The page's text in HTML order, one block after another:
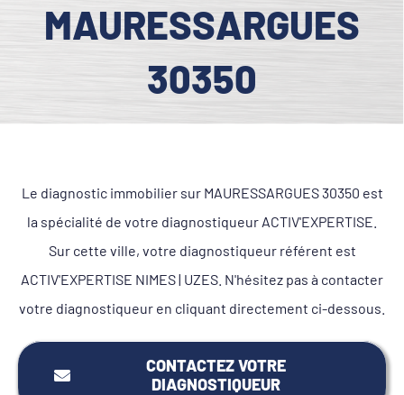
MAURESSARGUES
30350
Le diagnostic immobilier sur MAURESSARGUES 30350 est
la spécialité de votre diagnostiqueur ACTIV'EXPERTISE.
Sur cette ville, votre diagnostiqueur référent est
ACTIV'EXPERTISE NIMES | UZES. N'hésitez pas à contacter
votre diagnostiqueur en cliquant directement ci-dessous.
CONTACTEZ VOTRE
DIAGNOSTIQUEUR